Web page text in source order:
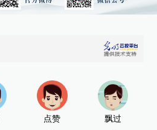
点赞 飘过